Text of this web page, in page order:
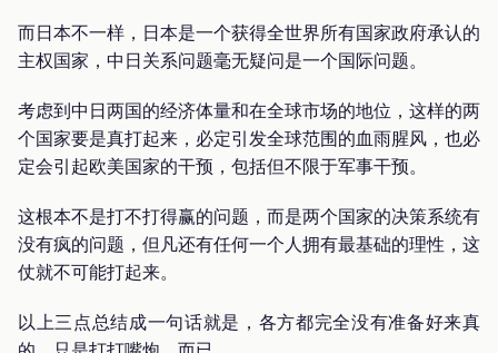
而日本不一样，日本是一个获得全世界所有国家政府承认的
主权国家，中日关系问题毫无疑问是一个国际问题。
考虑到中日两国的经济体量和在全球市场的地位，这样的两
个国家要是真打起来，必定引发全球范围的血雨腥风，也必
定会引起欧美国家的干预，包括但不限于军事干预。
这根本不是打不打得赢的问题，而是两个国家的决策系统有
没有疯的问题，但凡还有任何一个人拥有最基础的理性，这
仗就不可能打起来。
以上三点总结成一句话就是，各方都完全没有准备好来真